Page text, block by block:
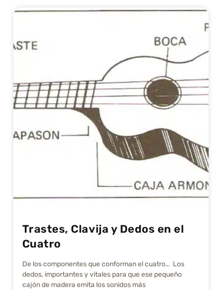
Trastes, Clavija y Dedos en el
Cuatro
De los componentes que conforman el cuatro… Los
dedos, importantes y vitales para que ese pequeño
cajón de madera emita los sonidos más